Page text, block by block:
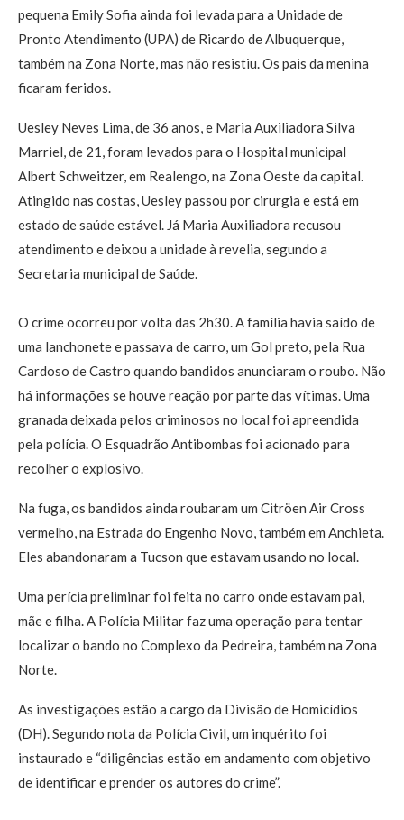
pequena Emily Sofia ainda foi levada para a Unidade de
Pronto Atendimento (UPA) de Ricardo de Albuquerque,
também na Zona Norte, mas não resistiu. Os pais da menina
ficaram feridos.
Uesley Neves Lima, de 36 anos, e Maria Auxiliadora Silva
Marriel, de 21, foram levados para o Hospital municipal
Albert Schweitzer, em Realengo, na Zona Oeste da capital.
Atingido nas costas, Uesley passou por cirurgia e está em
estado de saúde estável. Já Maria Auxiliadora recusou
atendimento e deixou a unidade à revelia, segundo a
Secretaria municipal de Saúde.
O crime ocorreu por volta das 2h30. A família havia saído de
uma lanchonete e passava de carro, um Gol preto, pela Rua
Cardoso de Castro quando bandidos anunciaram o roubo. Não
há informações se houve reação por parte das vítimas. Uma
granada deixada pelos criminosos no local foi apreendida
pela polícia. O Esquadrão Antibombas foi acionado para
recolher o explosivo.
Na fuga, os bandidos ainda roubaram um Citröen Air Cross
vermelho, na Estrada do Engenho Novo, também em Anchieta.
Eles abandonaram a Tucson que estavam usando no local.
Uma perícia preliminar foi feita no carro onde estavam pai,
mãe e filha. A Polícia Militar faz uma operação para tentar
localizar o bando no Complexo da Pedreira, também na Zona
Norte.
As investigações estão a cargo da Divisão de Homicídios
(DH). Segundo nota da Polícia Civil, um inquérito foi
instaurado e “diligências estão em andamento com objetivo
de identificar e prender os autores do crime”.